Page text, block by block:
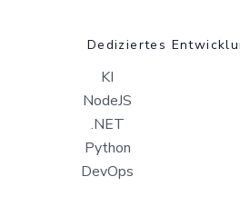
Dediziertes
KI
NodeJS
.NET
Python
DevOps